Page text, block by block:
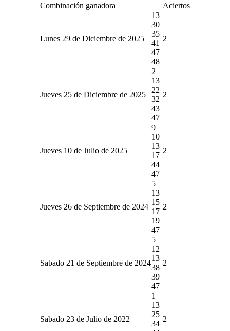
Combinación ganadora Aciertos
Lunes 29 de Diciembre de 2025
13
30
35
41
47
48
2
Jueves 25 de Diciembre de 2025
2
13
22
32
43
47
2
Jueves 10 de Julio de 2025
9
10
13
17
44
47
2
Jueves 26 de Septiembre de 2024
5
13
15
17
19
47
2
Sabado 21 de Septiembre de 2024
5
12
13
38
39
47
2
Sabado 23 de Julio de 2022
1
13
25
34
2